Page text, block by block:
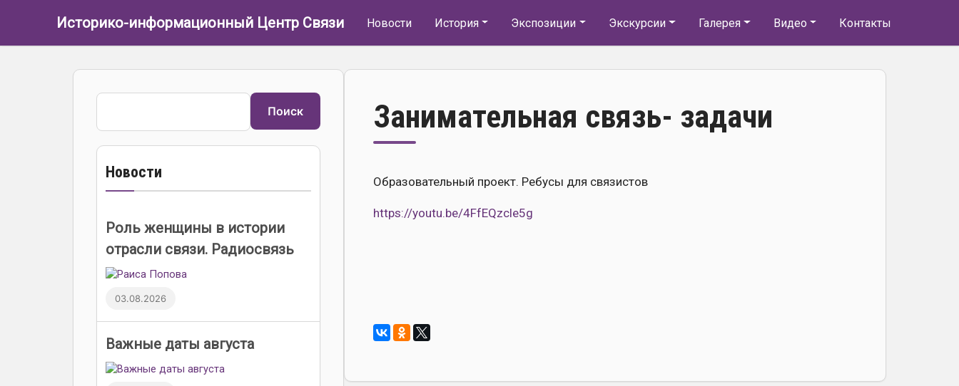
Историко-информационный Центр Связи Основная навигация
Новости История Экспозиции Экскурсии Галерея Видео Контакты
Занимательная связь- задачи
Образовательный проект. Ребусы для связистов
https://youtu.be/4FfEQzcle5g
Поиск
Поиск
Новости
Роль женщины в истории
отрасли связи. Радиосвязь
03.08.2026
Важные даты августа